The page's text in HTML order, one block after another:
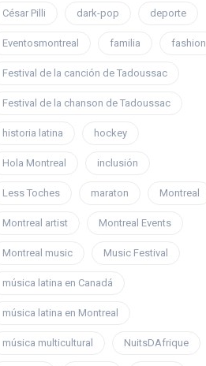
César Pilli dark-pop deporte
Eventosmontreal familia fashion
Festival de la canción de Tadoussac
Festival de la chanson de Tadoussac
historia latina hockey
Hola Montreal inclusión
Less Toches maraton Montreal
Montreal artist Montreal Events
Montreal music Music Festival
música latina en Canadá
música latina en Montreal
música multicultural NuitsDAfrique